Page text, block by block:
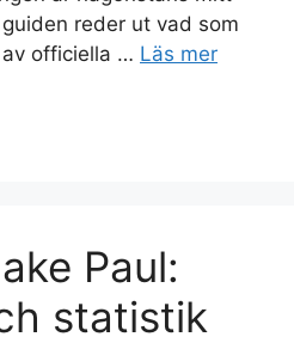
reder ut vad som
officiella … Läs mer
Paul:
statistik